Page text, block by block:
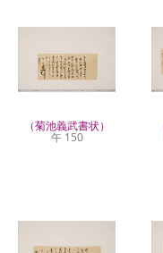
（菊池義武書状）
午 150